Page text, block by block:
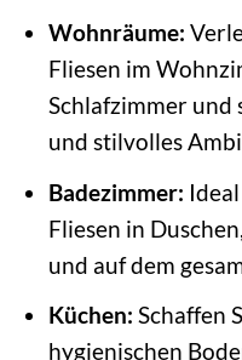
Wohnräume:
Fliesen im
Schlafzimmer und
und stilvolles
Badezimmer:
Fliesen in
und auf dem
Küchen: Schaffen
hygienischen